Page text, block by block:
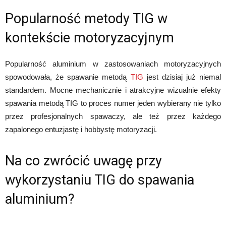
Popularność metody TIG w
kontekście motoryzacyjnym
Popularność aluminium w zastosowaniach motoryzacyjnych
spowodowała, że spawanie metodą TIG jest dzisiaj już niemal
standardem. Mocne mechanicznie i atrakcyjne wizualnie efekty
spawania metodą TIG to proces numer jeden wybierany nie tylko
przez profesjonalnych spawaczy, ale też przez każdego
zapalonego entuzjastę i hobbystę motoryzacji.
Na co zwrócić uwagę przy
wykorzystaniu TIG do spawania
aluminium?